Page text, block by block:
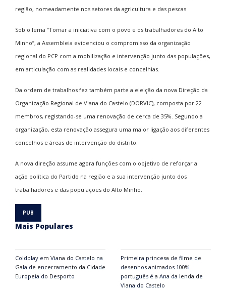
região, nomeadamente nos setores da agricultura e das pescas.
Sob o lema “Tomar a iniciativa com o povo e os trabalhadores do Alto
Minho”, a Assembleia evidenciou o compromisso da organização
regional do PCP com a mobilização e intervenção junto das populações,
em articulação com as realidades locais e concelhias.
Da ordem de trabalhos fez também parte a eleição da nova Direção da
Organização Regional de Viana do Castelo (DORVIC), composta por 22
membros, registando-se uma renovação de cerca de 35%. Segundo a
organização, esta renovação assegura uma maior ligação aos diferentes
concelhos e áreas de intervenção do distrito.
A nova direção assume agora funções com o objetivo de reforçar a
ação política do Partido na região e a sua intervenção junto dos
trabalhadores e das populações do Alto Minho.
Mais Populares
Coldplay em Viana do Castelo na
Gala de encerramento da Cidade
Europeia do Desporto
Primeira princesa de filme de
desenhos animados 100%
português é a Ana da lenda de
Viana do Castelo